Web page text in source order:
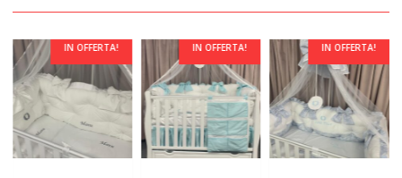
IN OFFERTA! IN OFFERTA! IN OFFERTA!